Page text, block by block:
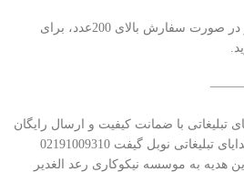
است و در صورت سفارش بالای 200عدد، برای
تبلیغاتی با ضمانت کیفیت و ارسال رایگان
نوبل گیفت 02191009310
هدیه به موسسه نیکوکاری رعد الغدیر